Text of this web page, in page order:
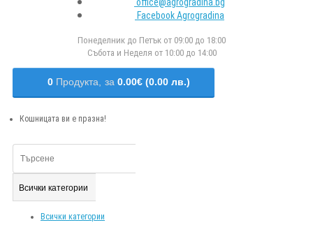
office@agrogradina.bg
Facebook Agrogradina
Понеделник до Петък от 09:00 до 18:00
Събота и Неделя от 10:00 до 14:00
0 Продукта, за 0.00€ (0.00 лв.)
Кошницата ви е празна!
Всички категории
Всички категории